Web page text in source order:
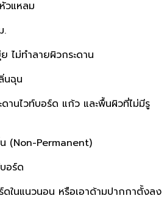
วแหลม
.
ไม่ทำลายผิวกระดาน
นฉุน
านไวท์บอร์ด แก้ว และพื้นผิวที่ไม่มีรู
(Non-Permanent)
อร์ด
ในแนวนอน หรือเอาด้ามปากกาตั้งลง